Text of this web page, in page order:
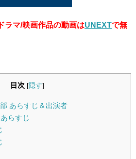
ラマ/映画作品の動画はUNEXTで無
目次 [隠す]
あらすじ＆出演者
らすじ